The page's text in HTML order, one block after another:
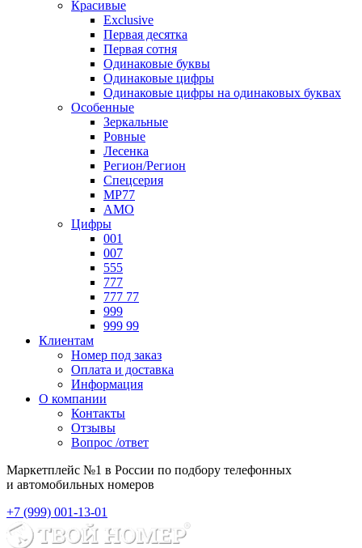
Красивые
Exclusive
Первая десятка
Первая сотня
Одинаковые буквы
Одинаковые цифры
Одинаковые цифры на одинаковых буквах
Особенные
Зеркальные
Ровные
Лесенка
Регион/Регион
Спецсерия
МР77
АМО
Цифры
001
007
555
777
777 77
999
999 99
Клиентам
Номер под заказ
Оплата и доставка
Информация
О компании
Контакты
Отзывы
Вопрос /ответ
Маркетплейс №1 в России по подбору телефонных
и автомобильных номеров
+7 (999) 001-13-01